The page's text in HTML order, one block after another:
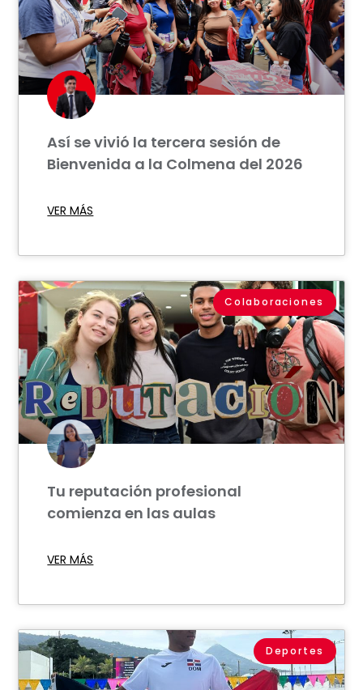
Así se vivió la tercera sesión de
Bienvenida a la Colmena del 2026
VER MÁS
Colaboraciones
Tu reputación profesional
comienza en las aulas
VER MÁS
Deportes